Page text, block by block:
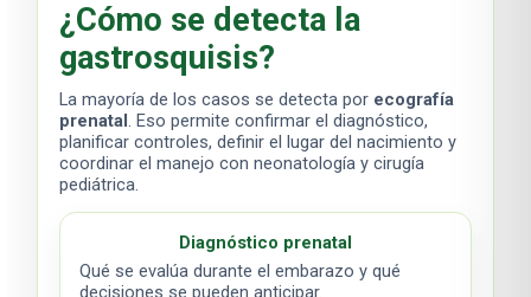
¿Cómo se detecta la
gastrosquisis?
La mayoría de los casos se detecta por ecografía
prenatal. Eso permite confirmar el diagnóstico,
planificar controles, definir el lugar del nacimiento y
coordinar el manejo con neonatología y cirugía
pediátrica.
Diagnóstico prenatal
Qué se evalúa durante el embarazo y qué
decisiones se pueden anticipar.